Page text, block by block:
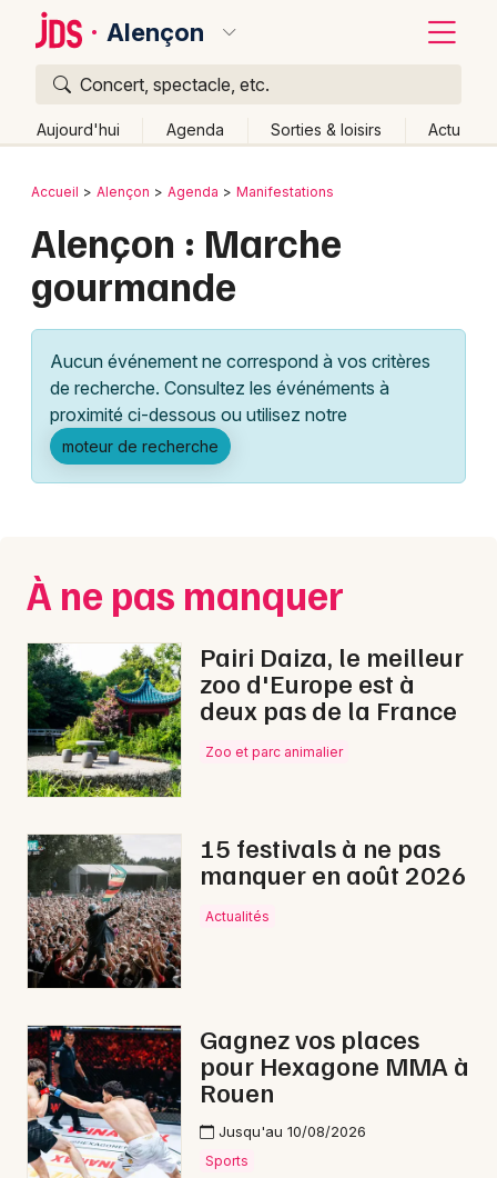
Alençon
Concert, spectacle, etc.
Aujourd'hui Agenda Sorties & loisirs Actu
Publier un événement
Grands événements
Activité & Expérience
Manifestations
Foires & salons
Concerts
Sports
Soirées
Sorties famille
Sorties & loisirs
Marche gourmande dans l' Orne
Marche gourmande en Basse-Normandie
Marche gourmande en Normandie
Newsletter des sorties
Bordeaux
Colmar
Lille
Lyon
Marseille
Mulhouse
Nice
Paris
Strasbourg
Toulouse
Toutes les villes
Retour
Accueil Alençon Agenda Manifestations
Alençon : Marche
gourmande
Aucun événement ne correspond à vos critères
de recherche. Consultez les événéments à
proximité ci-dessous ou utilisez notre
moteur de recherche
À ne pas manquer
Pairi Daiza, le meilleur
zoo d'Europe est à
deux pas de la France
Zoo et parc animalier
15 festivals à ne pas
manquer en août 2026
Actualités
Gagnez vos places
pour Hexagone MMA à
Rouen
Jusqu'au 10/08/2026
Sports
Quoi ?
Où ?
Partout
Près de moi Changer de lieu
Quand ?
Aujourd'hui
Demain Ce week-end Autre